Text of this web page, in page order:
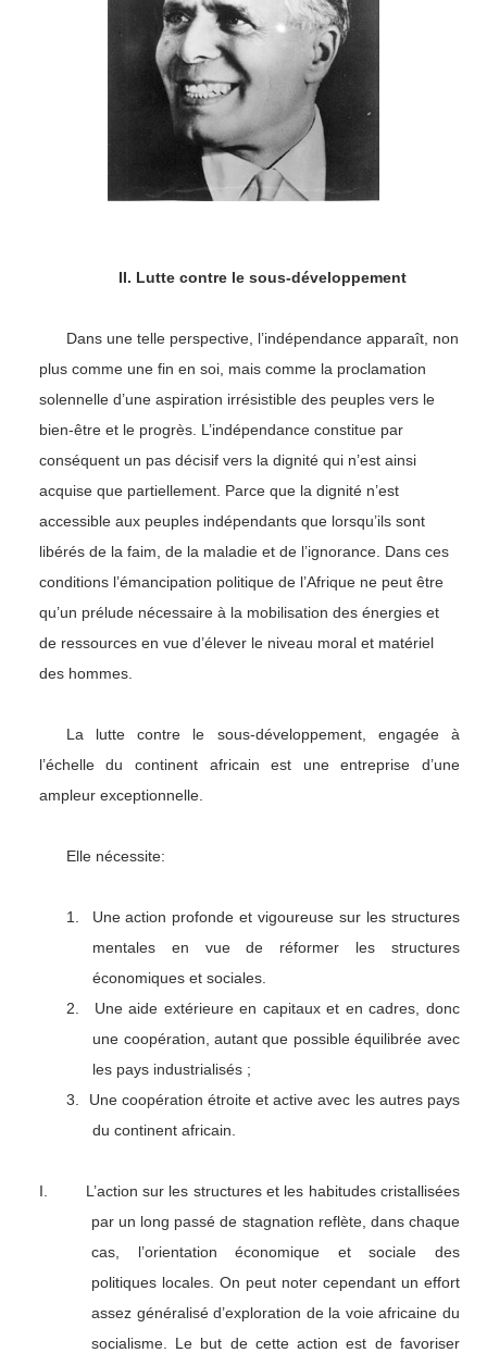
II. Lutte contre le sous-développement
Dans une telle perspective, l’indépendance apparaît, non
plus comme une fin en soi, mais comme la proclamation
solennelle d’une aspiration irrésistible des peuples vers le
bien-être et le progrès. L’indépendance constitue par
conséquent un pas décisif vers la dignité qui n’est ainsi
acquise que partiellement. Parce que la dignité n’est
accessible aux peuples indépendants que lorsqu’ils sont
libérés de la faim, de la maladie et de l’ignorance. Dans ces
conditions l’émancipation politique de l’Afrique ne peut être
qu’un prélude nécessaire à la mobilisation des énergies et
de ressources en vue d’élever le niveau moral et matériel
des hommes.
La lutte contre le sous-développement, engagée à
l’échelle du continent africain est une entreprise d’une
ampleur exceptionnelle.
Elle nécessite:
1.
Une action profonde et vigoureuse sur les structures
mentales en vue de réformer les structures
économiques et sociales.
2.
Une aide extérieure en capitaux et en cadres, donc
une coopération, autant que possible équilibrée avec
les pays industrialisés ;
3.
Une coopération étroite et active avec les autres pays
du continent africain.
I.
L’action sur les structures et les habitudes cristallisées
par un long passé de stagnation reflète, dans chaque
cas, l’orientation économique et sociale des
politiques locales. On peut noter cependant un effort
assez généralisé d’exploration de la voie africaine du
socialisme. Le but de cette action est de favoriser